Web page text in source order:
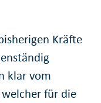
Kräfte
klar vom
für die